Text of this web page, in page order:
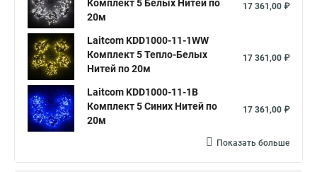
Комплект 5 Белых Нитей по
20м
17 361,00 ₽
Laitcom KDD1000-11-1WW
Комплект 5 Тепло-Белых
Нитей по 20м
17 361,00 ₽
Laitcom KDD1000-11-1B
Комплект 5 Синих Нитей по
20м
17 361,00 ₽
Показать больше